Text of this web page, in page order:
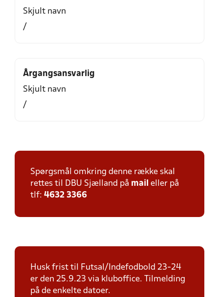
Skjult navn
/
Årgangsansvarlig
Skjult navn
/
Spørgsmål omkring denne række skal
rettes til DBU Sjælland på mail eller på
tlf: 4632 3366
Husk frist til Futsal/Indefodbold 23-24
er den 25.9.23 via kluboffice. Tilmelding
på de enkelte datoer.